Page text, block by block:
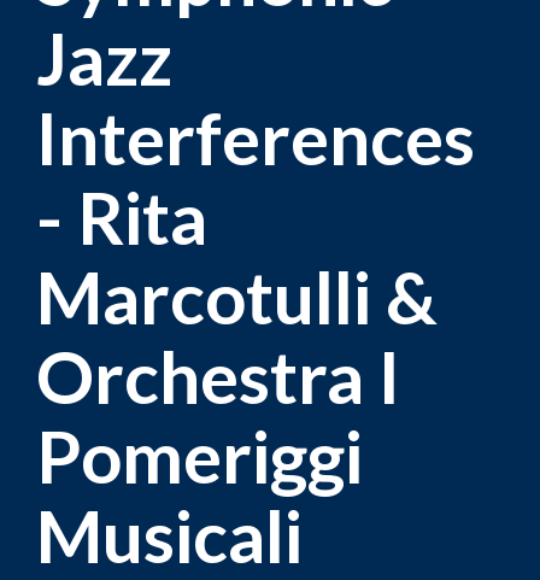
Jazz
Interferences
- Rita
Marcotulli &
Orchestra I
Pomeriggi
Musicali